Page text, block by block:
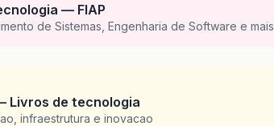
— FIAP
de Sistemas, Engenharia de Software e mais
Livros de tecnologia
infraestrutura e inovacao